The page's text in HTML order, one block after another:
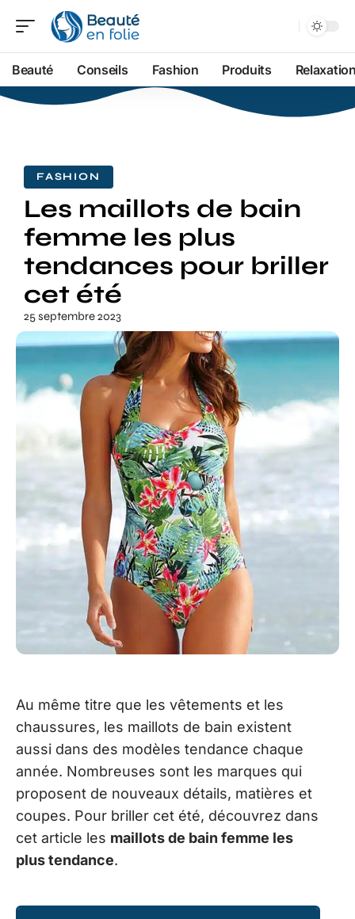
Beauté Conseils Fashion Produits
FASHION
Les maillots de bain
femme les plus
tendances pour briller
cet été
25 septembre 2023
Au même titre que les vêtements et les
chaussures, les maillots de bain existent
aussi dans des modèles tendance chaque
année. Nombreuses sont les marques qui
proposent de nouveaux détails, matières et
coupes. Pour briller cet été, découvrez dans
cet article les maillots de bain femme les
plus tendance.